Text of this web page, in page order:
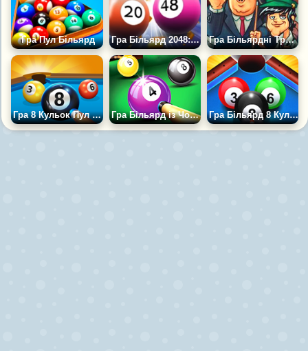
Гра Пул Більярд Гра Більярд 2048: Кольорові Кулі Гра Більярдні Трюки Мафії
Гра 8 Кульок Пул Розблокування Гра Більярд із Чорною Дірою Гра Більярд 8 Куль з друзями